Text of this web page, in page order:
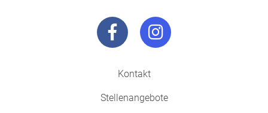
Kontakt
Stellenangebote